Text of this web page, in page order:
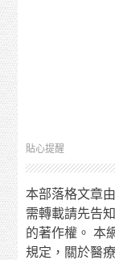
貼心提醒
本部落格文章
需轉載請先告
的著作權。 本
規定，關於醫